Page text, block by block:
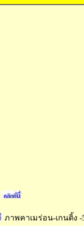
ภาพคาเมร่อน-เกนติ้ง -